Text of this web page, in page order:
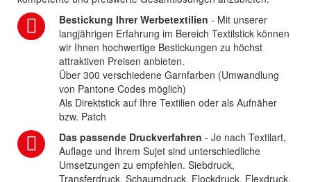
Bestickung Ihrer Werbetextilien - Mit unserer
langjährigen Erfahrung im Bereich Textilstick können
wir Ihnen hochwertige Bestickungen zu höchst
attraktiven Preisen anbieten.
Über 300 verschiedene Garnfarben (Umwandlung
von Pantone Codes möglich)
Als Direktstick auf Ihre Textilien oder als Aufnäher
bzw. Patch
Das passende Druckverfahren - Je nach Textilart,
Auflage und Ihrem Sujet sind unterschiedliche
Umsetzungen zu empfehlen. Siebdruck,
Transferdruck, Schaumdruck, Flockdruck, Flexdruck,